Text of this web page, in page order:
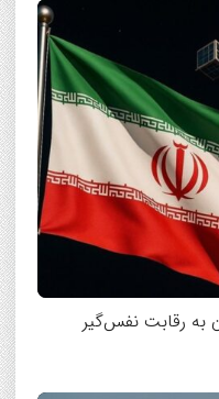
به رقابت نفس‌گیر